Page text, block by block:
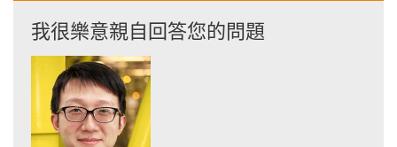
我很樂意親自回答您的問題